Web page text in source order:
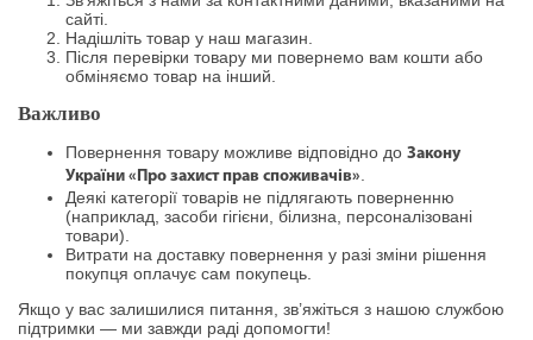
сайті.
Надішліть товар у наш магазин.
Після перевірки товару ми повернемо вам кошти або
обміняємо товар на інший.
Важливо
Повернення товару можливе відповідно до Закону
України «Про захист прав споживачів».
Деякі категорії товарів не підлягають поверненню
(наприклад, засоби гігієни, білизна, персоналізовані
товари).
Витрати на доставку повернення у разі зміни рішення
покупця оплачує сам покупець.
Якщо у вас залишилися питання, зв’яжіться з нашою службою
підтримки — ми завжди раді допомогти!